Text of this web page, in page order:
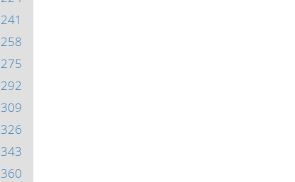
241
258
275
292
309
326
343
360